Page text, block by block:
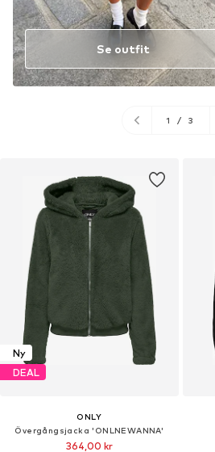
Se outfit
1 / 3
Ny
DEAL
ONLY
Övergångsjacka 'ONLNEWANNA'
364,00 kr